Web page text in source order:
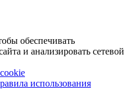
обеспечивать
и анализировать сетевой
использования